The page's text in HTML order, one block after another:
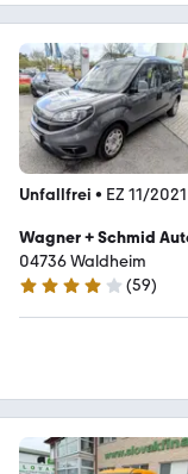
Unfallfrei • EZ 11/2021
Wagner + Schmid
04736 Waldheim
4.1 Sterne
(59)